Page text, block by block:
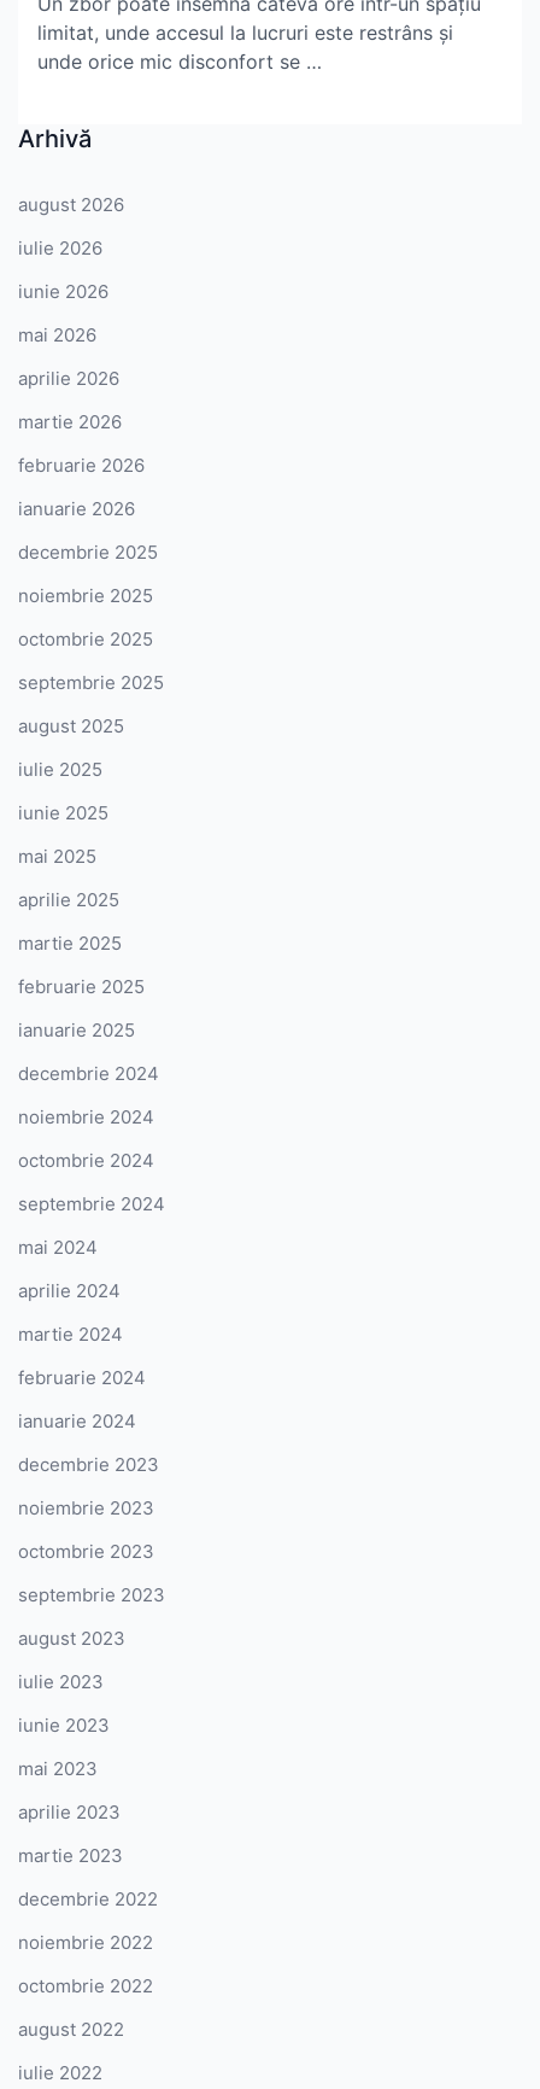
limitat, unde accesul la lucruri este restrâns și
unde orice mic disconfort se …
Arhivă
august 2026
iulie 2026
iunie 2026
mai 2026
aprilie 2026
martie 2026
februarie 2026
ianuarie 2026
decembrie 2025
noiembrie 2025
octombrie 2025
septembrie 2025
august 2025
iulie 2025
iunie 2025
mai 2025
aprilie 2025
martie 2025
februarie 2025
ianuarie 2025
decembrie 2024
noiembrie 2024
octombrie 2024
septembrie 2024
mai 2024
aprilie 2024
martie 2024
februarie 2024
ianuarie 2024
decembrie 2023
noiembrie 2023
octombrie 2023
septembrie 2023
august 2023
iulie 2023
iunie 2023
mai 2023
aprilie 2023
martie 2023
decembrie 2022
noiembrie 2022
octombrie 2022
august 2022
iulie 2022